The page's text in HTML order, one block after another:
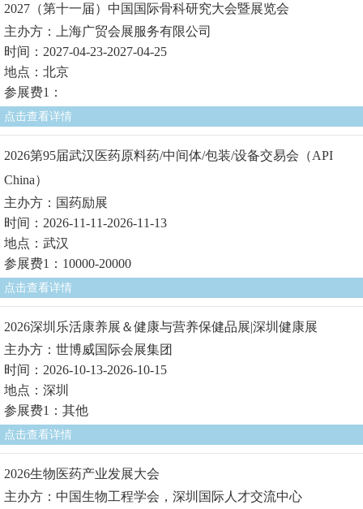
2027（第十一届）中国国际骨科研究大会暨展览会
主办方：上海广贸会展服务有限公司
时间：2027-04-23-2027-04-25
地点：北京
参展费1：
点击查看详情
2026第95届武汉医药原料药/中间体/包装/设备交易会（API
China）
主办方：国药励展
时间：2026-11-11-2026-11-13
地点：武汉
参展费1：10000-20000
点击查看详情
2026深圳乐活康养展＆健康与营养保健品展|深圳健康展
主办方：世博威国际会展集团
时间：2026-10-13-2026-10-15
地点：深圳
参展费1：其他
点击查看详情
2026生物医药产业发展大会
主办方：中国生物工程学会，深圳国际人才交流中心